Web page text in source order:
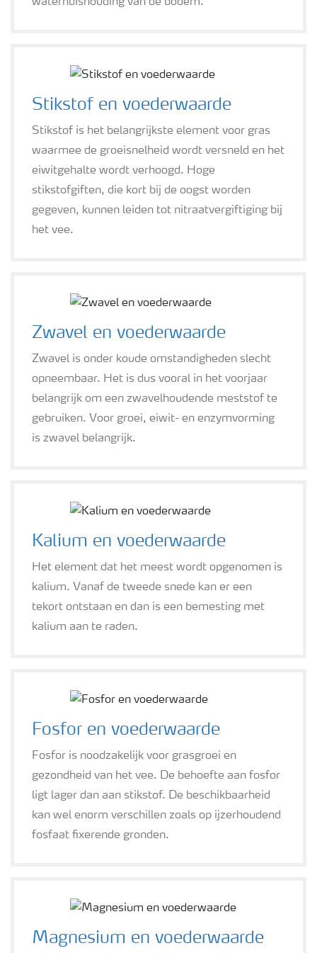
waterhuishouding van de bodem.
Stikstof en voederwaarde
Stikstof is het belangrijkste element voor gras
waarmee de groeisnelheid wordt versneld en het
eiwitgehalte wordt verhoogd. Hoge
stikstofgiften, die kort bij de oogst worden
gegeven, kunnen leiden tot nitraatvergiftiging bij
het vee.
Zwavel en voederwaarde
Zwavel is onder koude omstandigheden slecht
opneembaar. Het is dus vooral in het voorjaar
belangrijk om een zwavelhoudende meststof te
gebruiken. Voor groei, eiwit- en enzymvorming
is zwavel belangrijk.
Kalium en voederwaarde
Het element dat het meest wordt opgenomen is
kalium. Vanaf de tweede snede kan er een
tekort ontstaan en dan is een bemesting met
kalium aan te raden.
Fosfor en voederwaarde
Fosfor is noodzakelijk voor grasgroei en
gezondheid van het vee. De behoefte aan fosfor
ligt lager dan aan stikstof. De beschikbaarheid
kan wel enorm verschillen zoals op ijzerhoudend
fosfaat fixerende gronden.
Magnesium en voederwaarde